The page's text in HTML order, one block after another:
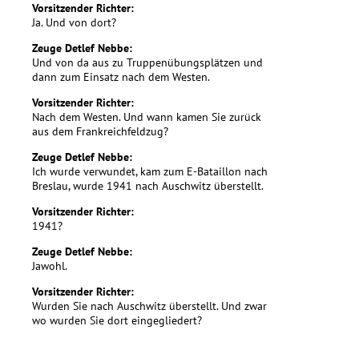
Vorsitzender Richter:
Ja. Und von dort?
Zeuge Detlef Nebbe:
Und von da aus zu Truppenübungsplätzen und
dann zum Einsatz nach dem Westen.
Vorsitzender Richter:
Nach dem Westen. Und wann kamen Sie zurück
aus dem Frankreichfeldzug?
Zeuge Detlef Nebbe:
Ich wurde verwundet, kam zum E-Bataillon nach
Breslau, wurde 1941 nach Auschwitz überstellt.
Vorsitzender Richter:
1941?
Zeuge Detlef Nebbe:
Jawohl.
Vorsitzender Richter:
Wurden Sie nach Auschwitz überstellt. Und zwar
wo wurden Sie dort eingegliedert?